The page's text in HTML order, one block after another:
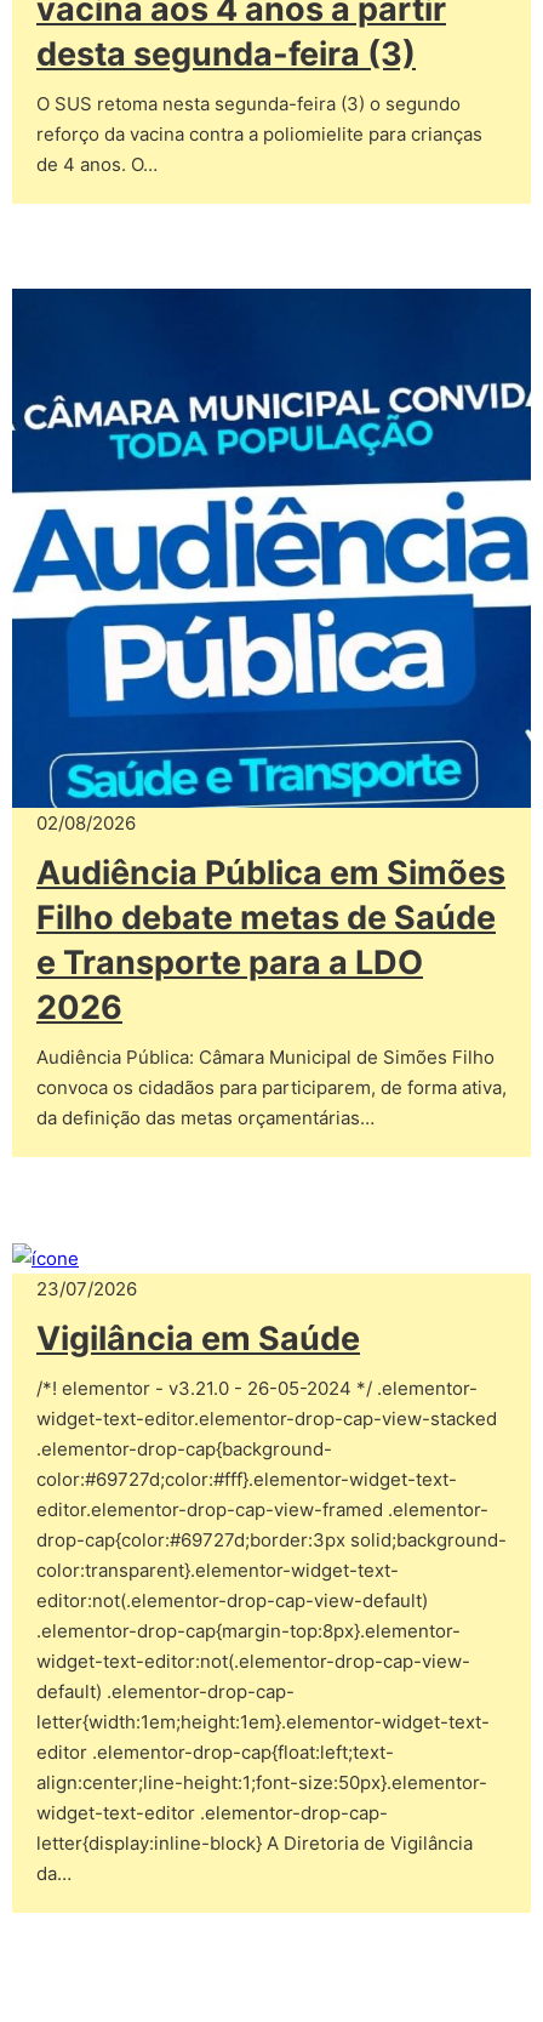
vacina aos 4 anos a partir
desta segunda-feira (3)
O SUS retoma nesta segunda-feira (3) o segundo
reforço da vacina contra a poliomielite para crianças
de 4 anos. O…
02/08/2026
Audiência Pública em Simões
Filho debate metas de Saúde
e Transporte para a LDO
2026
Audiência Pública: Câmara Municipal de Simões Filho
convoca os cidadãos para participarem, de forma ativa,
da definição das metas orçamentárias…
23/07/2026
Vigilância em Saúde
/*! elementor - v3.21.0 - 26-05-2024 */ .elementor-
widget-text-editor.elementor-drop-cap-view-stacked
.elementor-drop-cap{background-
color:#69727d;color:#fff}.elementor-widget-text-
editor.elementor-drop-cap-view-framed .elementor-
drop-cap{color:#69727d;border:3px solid;background-
color:transparent}.elementor-widget-text-
editor:not(.elementor-drop-cap-view-default)
.elementor-drop-cap{margin-top:8px}.elementor-
widget-text-editor:not(.elementor-drop-cap-view-
default) .elementor-drop-cap-
letter{width:1em;height:1em}.elementor-widget-text-
editor .elementor-drop-cap{float:left;text-
align:center;line-height:1;font-size:50px}.elementor-
widget-text-editor .elementor-drop-cap-
letter{display:inline-block} A Diretoria de Vigilância
da…